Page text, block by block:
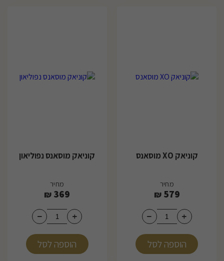
קוניאק XO מוסאנס
מחיר
579
₪
הוספה לסל
קוניאק מוסאנס נפוליאון
מחיר
369
₪
הוספה לסל